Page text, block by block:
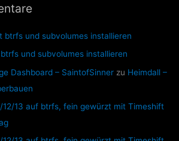
btrfs und subvolumes installieren
und subvolumes installieren
Dashboard – SaintofSinner zu Heimdall –
12/13 auf btrfs, fein gewürzt mit Timeshift